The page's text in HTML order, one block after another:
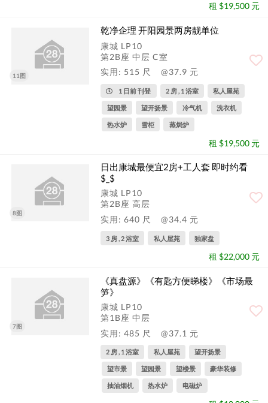
租 $19,500 元
11图
乾净企理 开阳园景两房靓单位
康城 LP10
第2B座 中层 C室
实用: 515 尺
@37.9 元
1 日前 刊登 2 房 , 1 浴室 私人屋苑
望园景 望开扬景 冷气机 洗衣机
热水炉 雪柜 蒸焗炉
租 $19,500 元
8图
日出康城最便宜2房+工人套 即时约看
$_$
康城 LP10
第2B座 高层
实用: 640 尺
@34.4 元
3 房 , 2 浴室 私人屋苑 独家盘
租 $22,000 元
7图
《真盘源》《有匙方便睇楼》《市场最
笋》
康城 LP10
第1B座 中层
实用: 485 尺
@37.1 元
2 房 , 1 浴室 私人屋苑 望开扬景
望市景 望园景 望楼景 豪华装修
抽油烟机 热水炉 电磁炉